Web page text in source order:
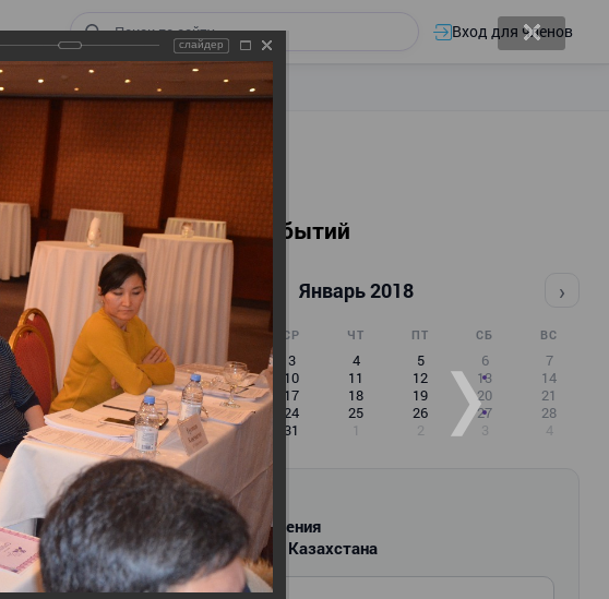
Вход для членов
Календарь событий
‹ Январь 2018 ›
ПН СР ЧТ ПТ СБ ВС
1 2 3 4 5 6
7
9 10 11 12 13
14
15
16 17 18 19 20
21
22
23 24 25 26 27
28
29
30 31 1 2 3 4
РАССЫЛКА
Новости и изменения
для бухгалтеров Казахстана
Введите ваш e-mail
слайдер